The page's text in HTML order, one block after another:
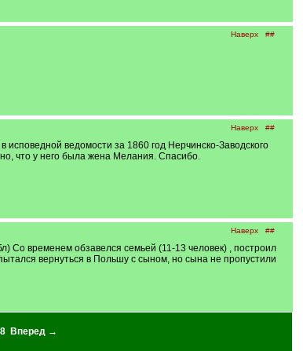
Наверх ##
Наверх ##
ведомости за 1860 год Нерчинско-Заводского
что у него была жена Мелания. Спасибо.
Наверх ##
Со временем обзавелся семьей (11-13 человек) , построил
вернуться в Польшу с сыном, но сына не пропустили
Вперед →